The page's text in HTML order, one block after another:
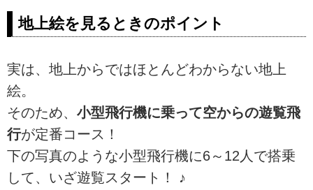
地上絵を見るときのポイント
実は、地上からではほとんどわからない地上
絵。
そのため、 小型飛行機に乗って空からの遊覧飛
行が定番コース！
下の写真のような小型飛行機に6～12人で搭乗
して、いざ遊覧スタート！ ♪